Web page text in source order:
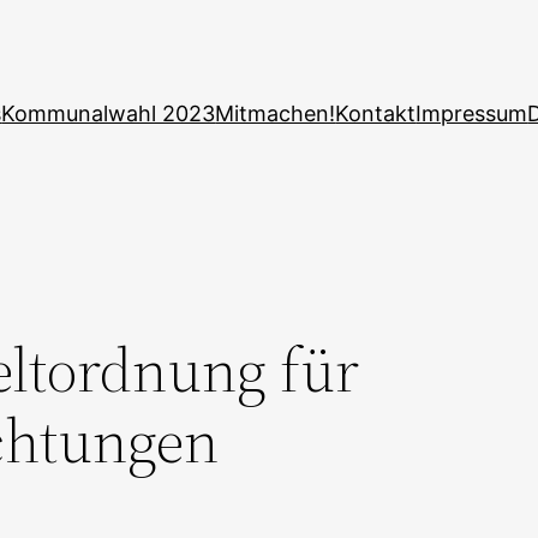
Kommunalwahl 2023Mitmachen!KontaktImpressum
für